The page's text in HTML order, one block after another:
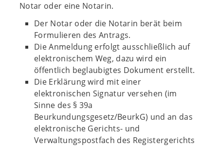
Notar oder eine Notarin.
Der Notar oder die Notarin berät beim
Formulieren des Antrags.
Die Anmeldung erfolgt ausschließlich auf
elektronischem Weg, dazu wird ein
öffentlich beglaubigtes Dokument erstellt.
Die Erklärung wird mit einer
elektronischen Signatur versehen (im
Sinne des § 39a
Beurkundungsgesetz/BeurkG) und an das
elektronische Gerichts- und
Verwaltungspostfach des Registergerichts